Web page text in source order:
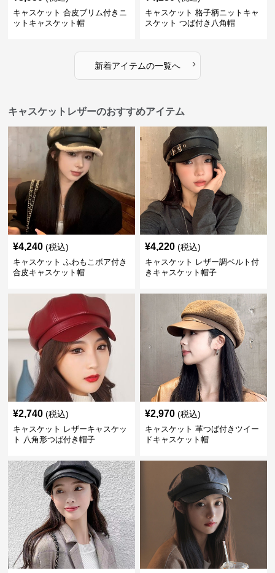
キャスケット 合皮ブリム付きニ
ットキャスケット帽
キャスケット 格子柄ニットキャ
スケット つば付き八角帽
新着アイテムの一覧へ ›
キャスケットレザーのおすすめアイテム
¥4,240 (税込)
キャスケット ふわもこボア付き
合皮キャスケット帽
¥4,220 (税込)
キャスケット レザー調ベルト付
きキャスケット帽子
¥2,740 (税込)
キャスケット レザーキャスケッ
ト 八角形つば付き帽子
¥2,970 (税込)
キャスケット 革つば付きツイー
ドキャスケット帽